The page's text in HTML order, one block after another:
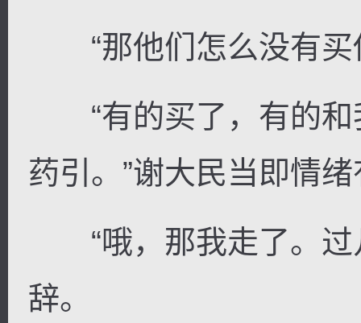
“那他们怎么没有买
“有的买了，有的和
药引。”谢大民当即情
“哦，那我走了。过
辞。